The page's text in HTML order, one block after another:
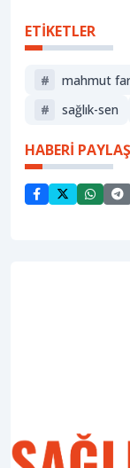
ETİKETLER
# mahmut
#
sağlık-sen
HABERİ PAYLAŞ